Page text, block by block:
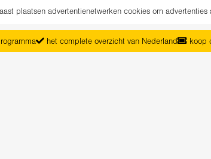
plaatsen advertentienetwerken cookies om
het complete overzicht van Nederland koop